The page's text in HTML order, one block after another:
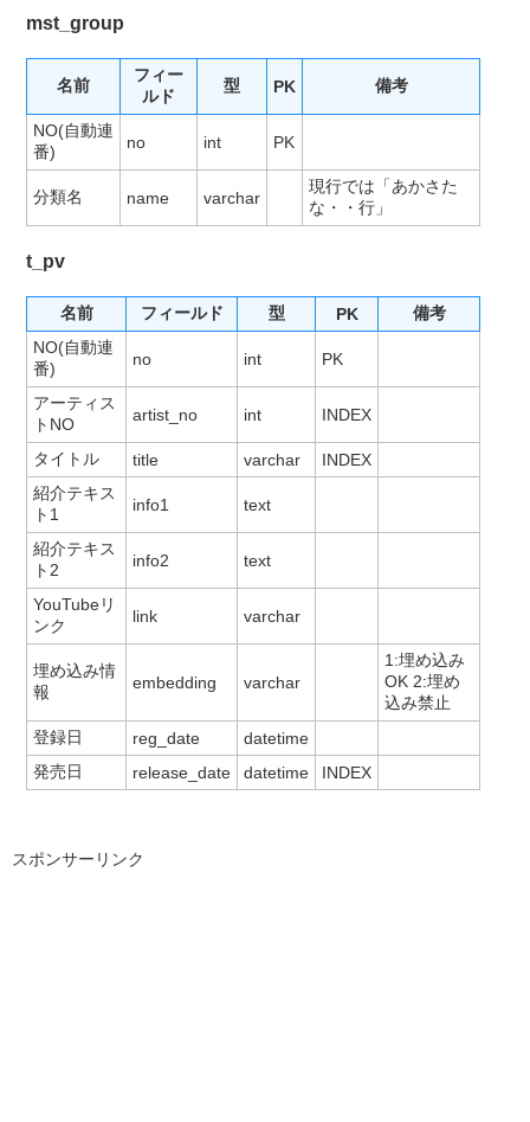
mst_group
名前
フィー
ルド
型 PK 備考
NO(自動連
番)
no int PK
分類名 name varchar
現行では「あかさた
な・・行」
t_pv
名前 フィールド 型 PK
備考
NO(自動連
番)
no int PK
アーティス
トNO
artist_no int INDEX
タイトル title varchar
INDEX
紹介テキス
ト1
info1 text
紹介テキス
ト2
info2 text
YouTubeリ
ンク
link varchar
埋め込み情
報
embedding varchar
1:埋め込み
OK 2:埋め
込み禁止
登録日
reg_date
datetime
発売日
release_date datetime INDEX
スポンサーリンク